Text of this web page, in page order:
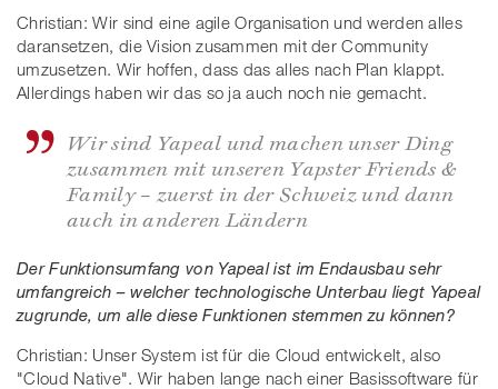
Christian: Wir sind eine agile Organisation und werden alles
daransetzen, die Vision zusammen mit der Community
umzusetzen. Wir hoffen, dass das alles nach Plan klappt.
Allerdings haben wir das so ja auch noch nie gemacht.
Wir sind Yapeal und machen unser Ding
zusammen mit unseren Yapster Friends &
Family – zuerst in der Schweiz und dann
auch in anderen Ländern
Der Funktionsumfang von Yapeal ist im Endausbau sehr
umfangreich – welcher technologische Unterbau liegt Yapeal
zugrunde, um alle diese Funktionen stemmen zu können?
Christian: Unser System ist für die Cloud entwickelt, also
"Cloud Native". Wir haben lange nach einer Basissoftware für